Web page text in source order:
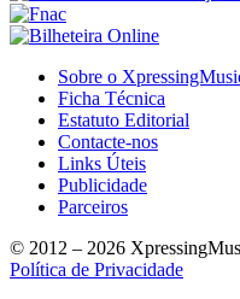
Sobre o
Ficha Técnica
Estatuto Editorial
Contacte-nos
Links Úteis
Publicidade
Parceiros
© 2012 – 2026
Política de Privacidade